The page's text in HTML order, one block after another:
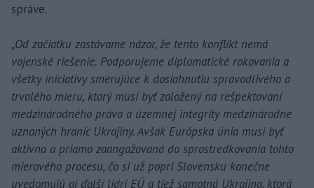
správe.
„Od začiatku zastávame názor, že tento konflikt nemá
vojenské riešenie. Podporujeme diplomatické rokovania a
všetky iniciatívy smerujúce k dosiahnutiu spravodlivého a
trvalého mieru, ktorý musí byť založený na rešpektovaní
medzinárodného práva a územnej integrity medzinárodne
uznaných hraníc Ukrajiny. Avšak Európska únia musí byť
aktívna a priamo zaangažovaná do sprostredkovania tohto
mierového procesu, čo si už popri Slovensku konečne
uvedomujú aj ďalší lídri EÚ a tiež samotná Ukrajina, ktorá